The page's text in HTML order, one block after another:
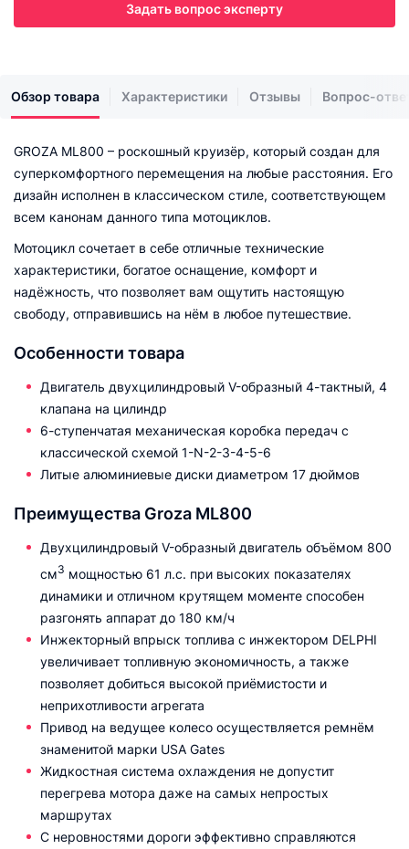
Задать вопрос эксперту
Обзор товара Характеристики Отзывы Вопрос-
GROZA ML800 – роскошный круизёр, который создан для
суперкомфортного перемещения на любые расстояния. Его
дизайн исполнен в классическом стиле, соответствующем
всем канонам данного типа мотоциклов.
Мотоцикл сочетает в себе отличные технические
характеристики, богатое оснащение, комфорт и
надёжность, что позволяет вам ощутить настоящую
свободу, отправившись на нём в любое путешествие.
Особенности товара
Двигатель двухцилиндровый V-образный 4-тактный, 4
клапана на цилиндр
6-ступенчатая механическая коробка передач с
классической схемой 1-N-2-3-4-5-6
Литые алюминиевые диски диаметром 17 дюймов
Преимущества Groza ML800
Двухцилиндровый V-образный двигатель объёмом 800
см3 мощностью 61 л.с. при высоких показателях
динамики и отличном крутящем моменте способен
разгонять аппарат до 180 км/ч
Инжекторный впрыск топлива с инжектором DELPHI
увеличивает топливную экономичность, а также
позволяет добиться высокой приёмистости и
неприхотливости агрегата
Привод на ведущее колесо осуществляется ремнём
знаменитой марки USA Gates
Жидкостная система охлаждения не допустит
перегрева мотора даже на самых непростых
маршрутах
С неровностями дороги эффективно справляются